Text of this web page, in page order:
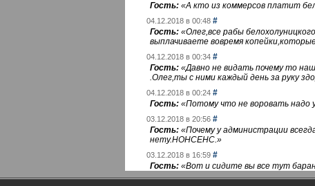
Гость: «А кто из коммерсов платит
04.12.2018 в 00:48 #
Гость: «Олег,все рабы
выплачиваете вовремя
04.12.2018 в 00:34 #
Гость: «Давно не видать почему то
.Олег,ты с ними каждый день за руку
04.12.2018 в 00:24 #
Гость: «Потому что не воровать надо
03.12.2018 в 20:56 #
Гость: «Почему у администрации
нету.НОНСЕНС.»
03.12.2018 в 16:59 #
Гость: «Вот и сидите вы все тут